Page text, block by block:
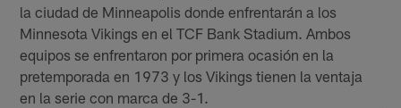
la ciudad de Minneapolis donde enfrentarán a los
Minnesota Vikings en el TCF Bank Stadium. Ambos
equipos se enfrentaron por primera ocasión en la
pretemporada en 1973 y los Vikings tienen la ventaja
en la serie con marca de 3-1.